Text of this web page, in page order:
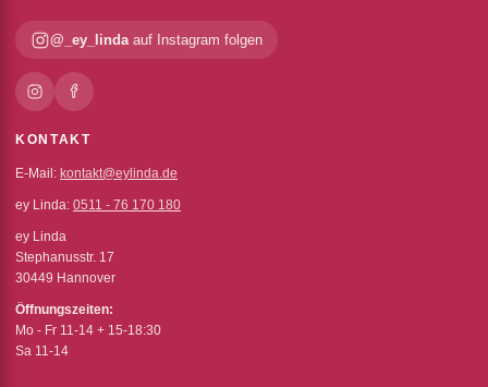
@_ey_lindaauf Instagram folgen
KONTAKT
E-Mail: kontakt@eylinda.de
ey Linda: 0511 - 76 170 180
ey Linda
Stephanusstr. 17
30449 Hannover
Öffnungszeiten:
Mo - Fr 11-14 + 15-18:30
Sa 11-14